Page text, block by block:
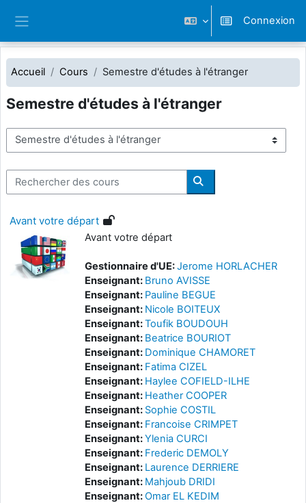
Connexion
Accueil Cours Semestre d'études à l'étranger
Semestre d'études à l'étranger
Catégories de cours
Rechercher des cours
Rechercher des cours
Avant votre départ
Avant votre départ
Gestionnaire d'UE:Jerome HORLACHER
Enseignant: Bruno AVISSE
Enseignant: Pauline BEGUE
Enseignant: Nicole BOITEUX
Enseignant:Toufik BOUDOUH
Enseignant: Beatrice BOURIOT
Enseignant: Dominique CHAMORET
Enseignant: Fatima CIZEL
Enseignant: Haylee COFIELD-ILHE
Enseignant: Heather COOPER
Enseignant: Sophie COSTIL
Enseignant: Francoise CRIMPET
Enseignant:Ylenia CURCI
Enseignant: Frederic DEMOLY
Enseignant: Laurence DERRIERE
Enseignant: Mahjoub DRIDI
Enseignant:Omar EL KEDIM